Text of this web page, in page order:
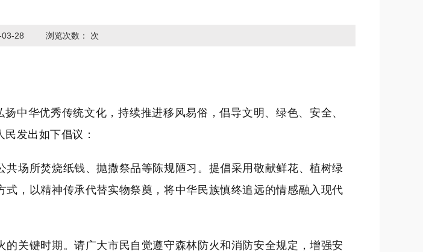
03-28 浏览次数： 次
中华优秀传统文化，持续推进移风易俗，倡导文明、绿色、安全、
发出如下倡议：
共场所焚烧纸钱、抛撒祭品等陈规陋习。提倡采用敬献鲜花、植树绿
，以精神传承代替实物祭奠，将中华民族慎终追远的情感融入现代
的关键时期。请广大市民自觉遵守森林防火和消防安全规定，增强安